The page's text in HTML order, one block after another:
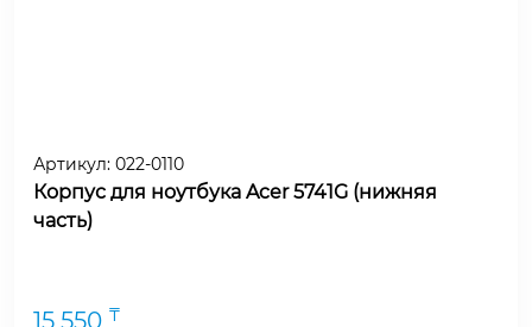
Артикул: 022-0110
Корпус для ноутбука Acer 5741G (нижняя
часть)
₸